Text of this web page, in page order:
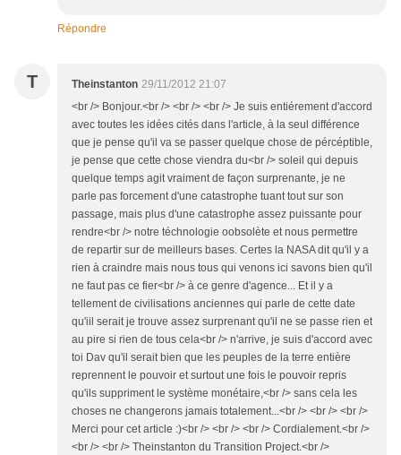
Répondre
T Theinstanton 29/11/2012 21:07
<br /> Bonjour.<br /> <br /> <br /> Je suis entiérement d'accord
avec toutes les idées cités dans l'article, à la seul différence
que je pense qu'il va se passer quelque chose de pércéptible,
je pense que cette chose viendra du<br /> soleil qui depuis
quelque temps agit vraiment de façon surprenante, je ne
parle pas forcement d'une catastrophe tuant tout sur son
passage, mais plus d'une catastrophe assez puissante pour
rendre<br /> notre téchnologie oobsolète et nous permettre
de repartir sur de meilleurs bases. Certes la NASA dit qu'il y a
rien à craindre mais nous tous qui venons ici savons bien qu'il
ne faut pas ce fier<br /> à ce genre d'agence... Et il y a
tellement de civilisations anciennes qui parle de cette date
qu'iil serait je trouve assez surprenant qu'il ne se passe rien et
au pire si rien de tous cela<br /> n'arrive, je suis d'accord avec
toi Dav qu'il serait bien que les peuples de la terre entière
reprennent le pouvoir et surtout une fois le pouvoir repris
qu'ils suppriment le système monétaire,<br /> sans cela les
choses ne changerons jamais totalement...<br /> <br /> <br />
Merci pour cet article :)<br /> <br /> <br /> Cordialement.<br />
<br /> <br /> Theinstanton du Transition Project.<br />